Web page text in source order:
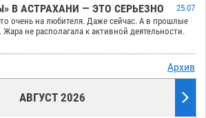
В АСТРАХАНИ — ЭТО СЕРЬЕЗНО
25.07
очень на любителя. Даже сейчас. А в прошлые
не располагала к активной деятельности.
Архив
АВГУСТ 2026